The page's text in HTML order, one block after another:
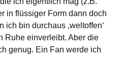
in flüssiger Form dann doch
bin durchaus ‚weltoffen‘
Ruhe einverleibt. Aber die
genug. Ein Fan werde ich